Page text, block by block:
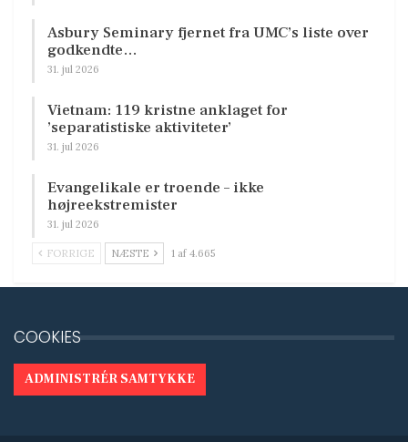
Asbury Seminary fjernet fra UMC’s liste over
godkendte…
31. jul 2026
Vietnam: 119 kristne anklaget for
’separatistiske aktiviteter’
31. jul 2026
Evangelikale er troende – ikke
højreekstremister
31. jul 2026
FORRIGE NÆSTE 1 af 4.665
COOKIES
ADMINISTRÉR SAMTYKKE